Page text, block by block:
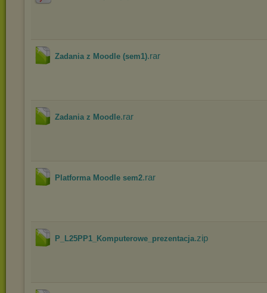
Zadania z Moodle (sem1).rar
Zadania z Moodle.rar
Platforma Moodle sem2.rar
P_L25PP1_Komputerowe_prezentacja.zip